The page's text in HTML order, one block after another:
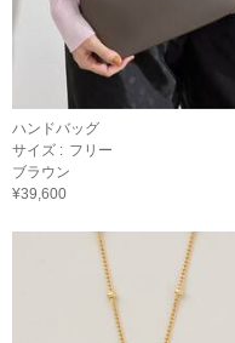
ハンドバッグ
サイズ : フリー
ブラウン
¥39,600